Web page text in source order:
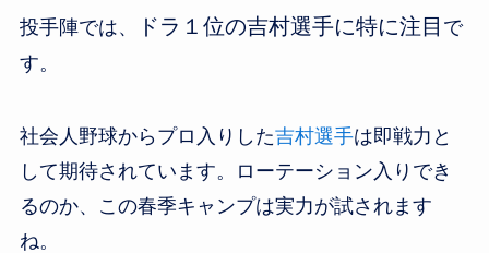
投手陣では、 ドラ１位の吉村選手に特に注目 で
す。
社会人野球からプロ入りした吉村選手は即戦力と
して期待されています。ローテーション入りでき
るのか、この春季キャンプは実力が試されます
ね。